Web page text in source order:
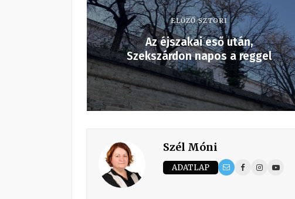
ELŐZŐ SZTORI
Az éjszakai eső után,
Szekszárdon napos a reggel
Szél Móni
ADATLAP